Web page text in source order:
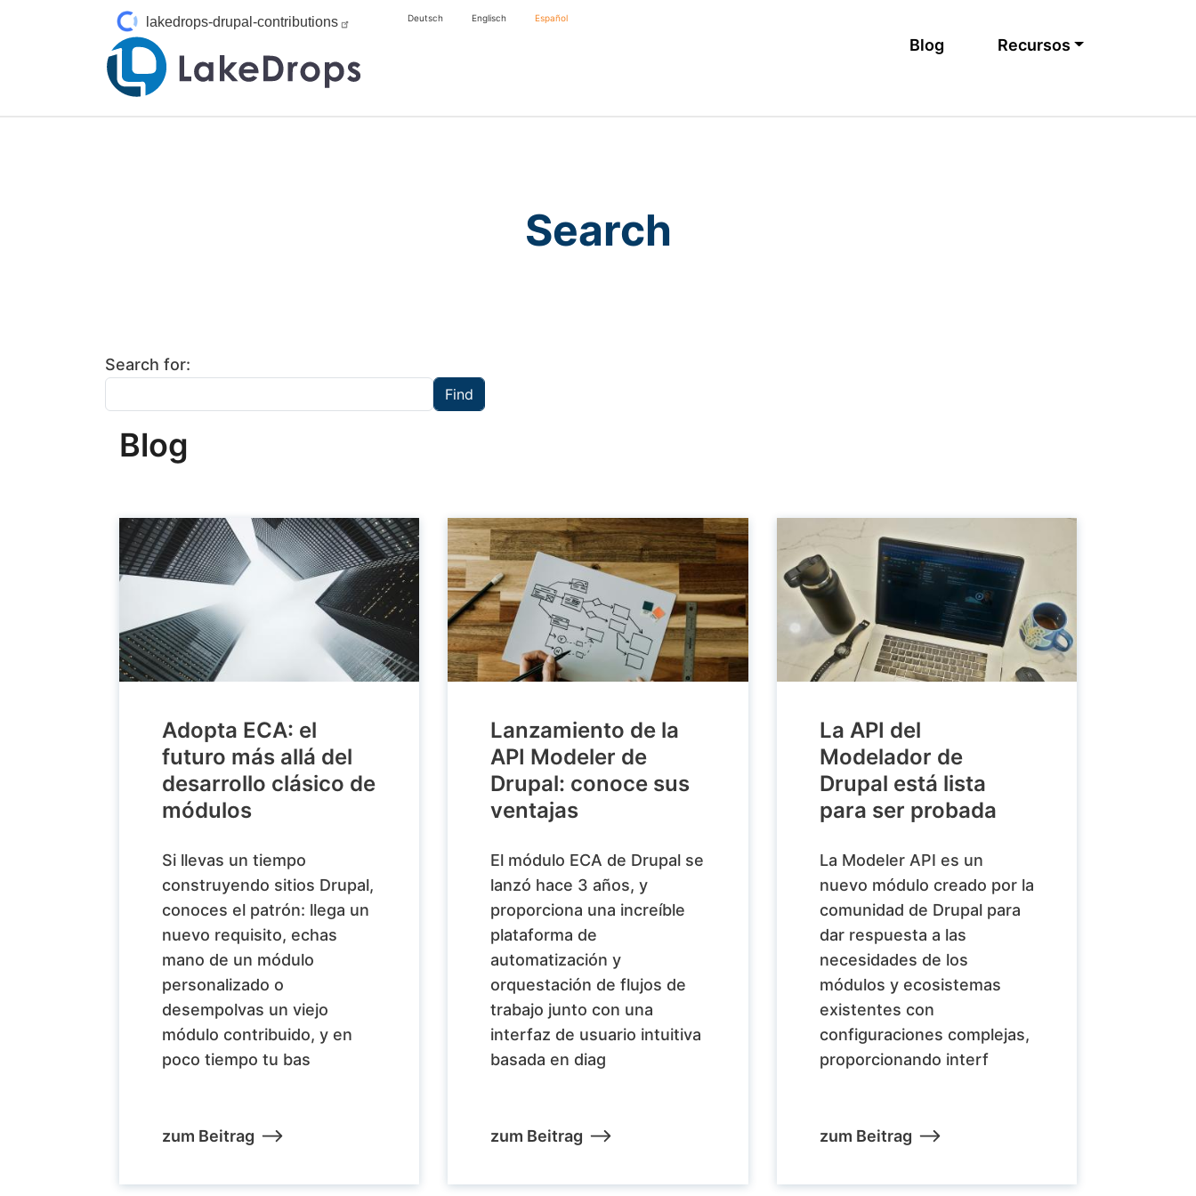
Pasar al contenido principal
lakedrops-drupal-contributions Deutsch Englisch Español
Main navigation
Blog Recursos
Search
Search for:
Blog
Adopta ECA: el
futuro más allá del
desarrollo clásico de
módulos
Si llevas un tiempo
construyendo sitios Drupal,
conoces el patrón: llega un
nuevo requisito, echas
mano de un módulo
personalizado o
desempolvas un viejo
módulo contribuido, y en
poco tiempo tu bas
zum Beitrag
Lanzamiento de la
API Modeler de
Drupal: conoce sus
ventajas
El módulo ECA de Drupal se
lanzó hace 3 años, y
proporciona una increíble
plataforma de
automatización y
orquestación de flujos de
trabajo junto con una
interfaz de usuario intuitiva
basada en diag
zum Beitrag
La API del
Modelador de
Drupal está lista
para ser probada
La Modeler API es un
nuevo módulo creado por la
comunidad de Drupal para
dar respuesta a las
necesidades de los
módulos y ecosistemas
existentes con
configuraciones complejas,
proporcionando interf
zum Beitrag